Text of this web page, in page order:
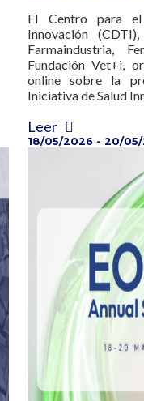
El Centro para
Innovación
Farmaindustria,
Fundación Vet+i,
online sobre la
Iniciativa de Salud
Leer
18/05/2026 - 20/